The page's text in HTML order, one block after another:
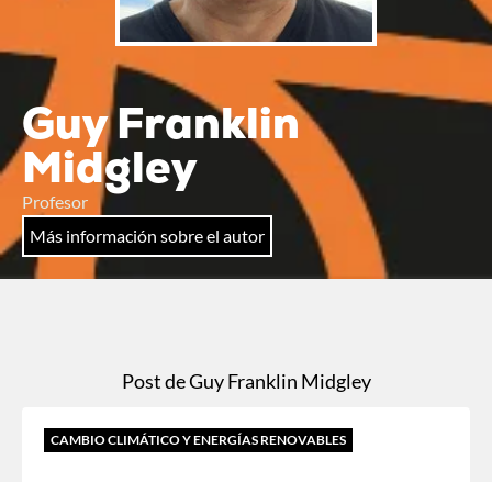
Guy Franklin
Midgley
Profesor
Más información sobre el autor
Post de Guy Franklin Midgley
CAMBIO CLIMÁTICO Y ENERGÍAS RENOVABLES